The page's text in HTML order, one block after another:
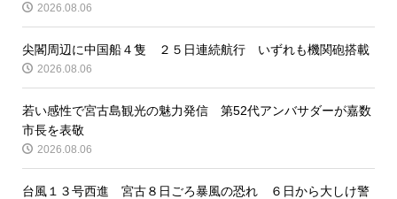
2026.08.06
尖閣周辺に中国船４隻 ２５日連続航行 いずれも機関砲搭載
2026.08.06
若い感性で宮古島観光の魅力発信 第52代アンバサダーが嘉数
市長を表敬
2026.08.06
台風１３号西進 宮古８日ごろ暴風の恐れ ６日から大しけ警